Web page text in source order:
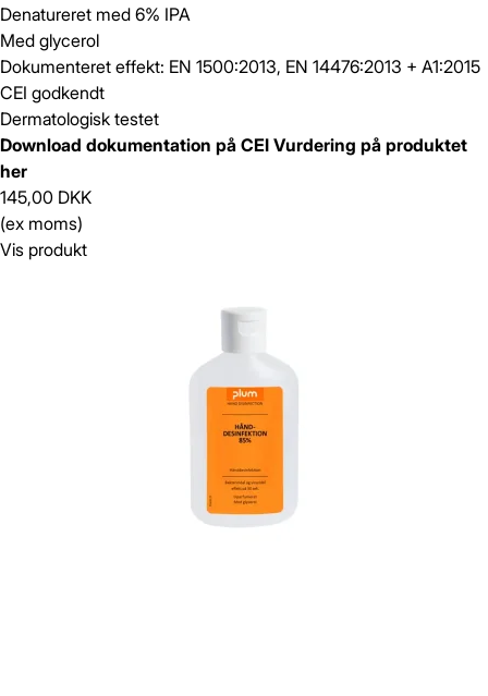
Denatureret med 6% IPA
Med glycerol
Dokumenteret effekt: EN 1500:2013, EN 14476:2013 + A1:2015
CEI godkendt
Dermatologisk testet
Download dokumentation på CEI Vurdering på produktet
her
145,00 DKK
(ex moms)
Vis produkt